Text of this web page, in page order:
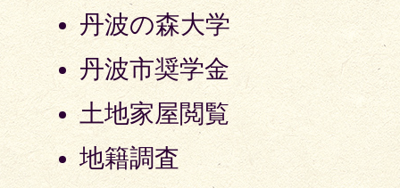
丹波の森大学
丹波市奨学金
土地家屋閲覧
地籍調査